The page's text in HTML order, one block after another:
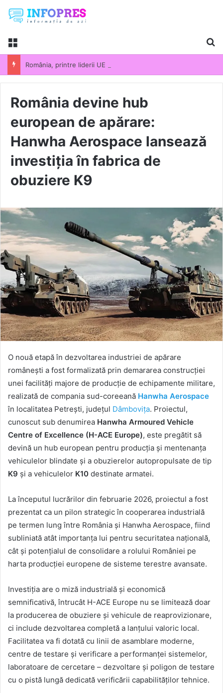
Menu
România devine hub
european de apărare:
Hanwha Aerospace lansează
investiția în fabrica de
obuziere K9
O nouă etapă în dezvoltarea industriei de apărare
românești a fost formalizată prin demararea construcției
unei facilități majore de producție de echipamente militare,
realizată de compania sud-coreeană Hanwha Aerospace
în localitatea Petrești, județul Dâmbovița. Proiectul,
cunoscut sub denumirea Hanwha Armoured Vehicle
Centre of Excellence (H-ACE Europe), este pregătit să
devină un hub european pentru producția și mentenanța
vehiculelor blindate și a obuzierelor autopropulsate de tip
K9 și a vehiculelor K10 destinate armatei.
La începutul lucrărilor din februarie 2026, proiectul a fost
prezentat ca un pilon strategic în cooperarea industrială
pe termen lung între România și Hanwha Aerospace, fiind
subliniată atât importanța lui pentru securitatea națională,
cât și potențialul de consolidare a rolului României pe
harta producției europene de sisteme terestre avansate.
Investiția are o miză industrială și economică
semnificativă, întrucât H-ACE Europe nu se limitează doar
la producerea de obuziere și vehicule de reaprovizionare,
ci include dezvoltarea completă a lanțului valoric local.
Facilitatea va fi dotată cu linii de asamblare moderne,
centre de testare și verificare a performanței sistemelor,
laboratoare de cercetare – dezvoltare și poligon de testare
cu o pistă lungă dedicată verificării capabilităților tehnice.